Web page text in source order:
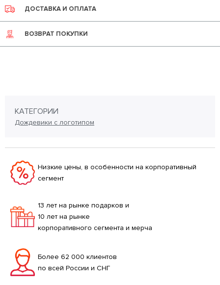
ДОСТАВКА И ОПЛАТА
ВОЗВРАТ ПОКУПКИ
КАТЕГОРИИ
Дождевики с логотипом
Низкие цены, в особенности на корпоративный
сегмент
13 лет на рынке подарков и
10 лет на рынке
корпоративного сегмента и мерча
Более 62 000 клиентов
по всей России и СНГ